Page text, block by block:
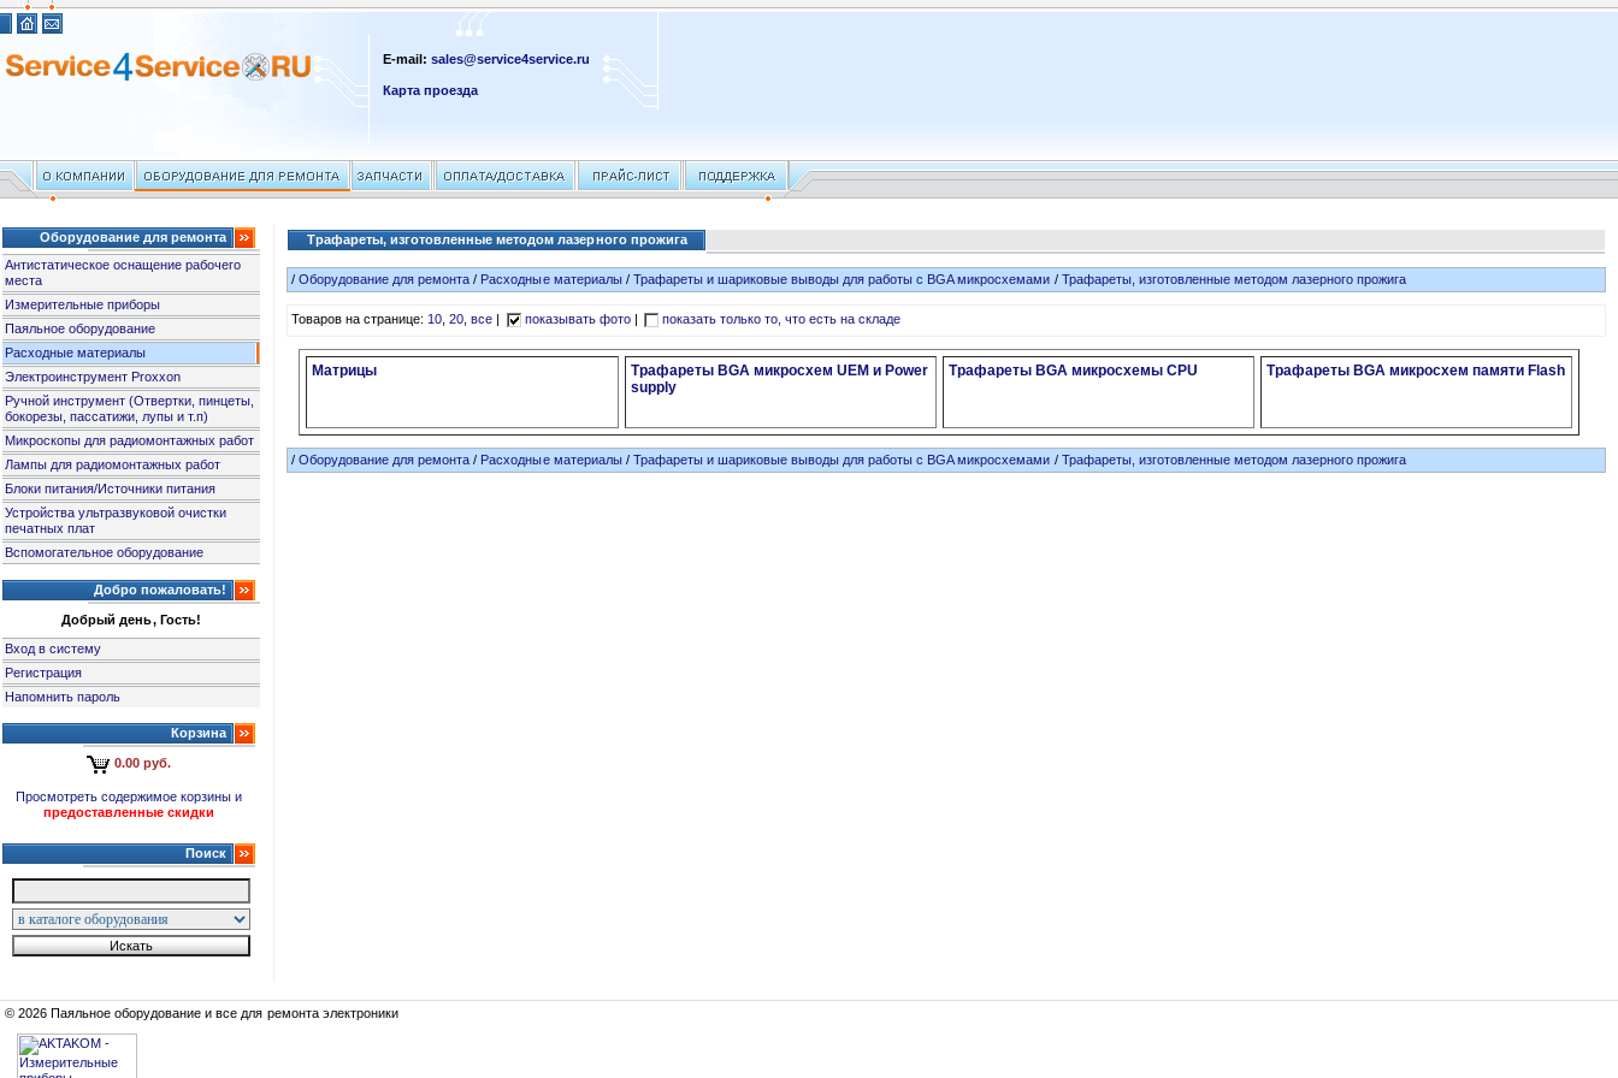
E-mail:sales@service4service.ru
Карта проезда
Оборудование для ремонта
Антистатическое оснащение рабочего
места
Измерительные приборы
Паяльное оборудование
Расходные материалы
Электроинструмент Proxxon
Ручной инструмент (Отвертки, пинцеты,
бокорезы, пассатижи, лупы и т.п)
Микроскопы для радиомонтажных работ
Лампы для радиомонтажных работ
Блоки питания/Источники питания
Устройства ультразвуковой очистки
печатных плат
Вспомогательное оборудование
Добро пожаловать!
Добрый день, Гость!
Вход в систему
Регистрация
Напомнить пароль
Корзина
0.00 руб.
Просмотреть содержимое корзины и
предоставленные скидки
Поиск
Трафареты, изготовленные методом лазерного прожига
/Оборудование для ремонта / Расходные материалы/ Трафареты и шариковые выводы для работы с BGA микросхемами / Трафареты, изготовленные методом лазерного прожига
Товаров на странице:10,20,все показывать фото| показать только то, что есть на складе
Матрицы
Трафареты BGA микросхем UEM и Power
supply
Трафареты BGA микросхемы CPU Трафареты BGA микросхем памяти Flash
/Оборудование для ремонта / Расходные материалы/ Трафареты и шариковые выводы для работы с BGA микросхемами / Трафареты, изготовленные методом лазерного прожига
© 2026 Паяльное оборудование и все для ремонта электроники